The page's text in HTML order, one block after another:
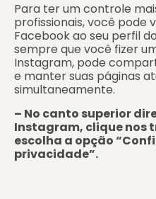
Para ter um controle
profissionais, você pode
Facebook ao seu perfil
sempre que você fizer
Instagram, pode
e manter suas páginas
simultaneamente.
– No canto superior
Instagram, clique nos
escolha a opção
privacidade”.